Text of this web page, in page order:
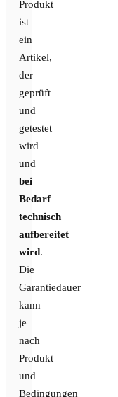
Produkt
ist
ein
Artikel,
der
geprüft
und
getestet
wird
und
bei
Bedarf
technisch
aufbereitet
wird.
Die
Garantiedauer
kann
je
nach
Produkt
und
Bedingungen